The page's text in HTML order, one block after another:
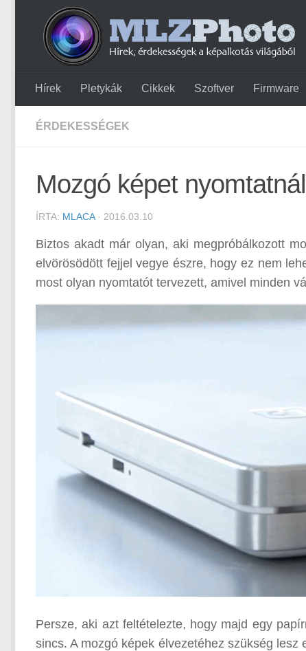
Hírek Pletykák Cikkek Szoftver Firmware
ÉRDEKESSÉGEK
Mozgó képet
ÍRTA: MLACA· 2016.03.10
Biztos akadt már olyan, aki megpróbálkozott
elvörösödött fejjel vegye észre, hogy ez nem
most olyan nyomtatót tervezett, amivel minden
Persze, aki azt feltételezte, hogy majd egy
sincs. A mozgó képek élvezetéhez szükség